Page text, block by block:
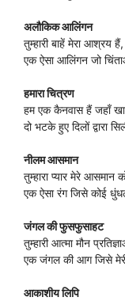
अलौकिक आलिंगन
तुम्हारी बाहें मेरा आश्रय हैं,
एक ऐसा आलिंगन जो
हमारा चित्रण
हम एक कैनवास हैं जहाँ
दो भटके हुए दिलों द्वारा
नीलम आसमान
तुम्हारा प्यार मेरे आसमान
एक ऐसा रंग जिसे कोई
जंगल की फुसफुसाहट
तुम्हारी आत्मा मौन
एक जंगल की आग जिसे
आकाशीय लिपि